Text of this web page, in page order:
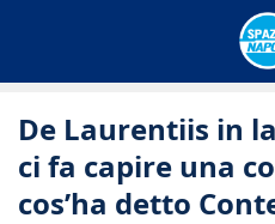
De Laurentiis in
ci fa capire una
cos’ha detto